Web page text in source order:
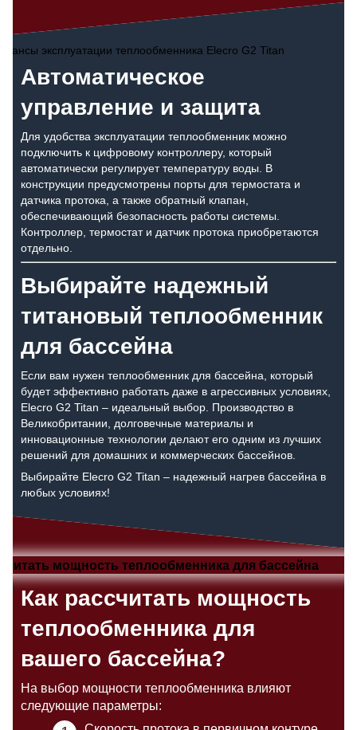
Автоматическое
управление и защита
Для удобства эксплуатации теплообменник можно
подключить к цифровому контроллеру, который
автоматически регулирует температуру воды. В
конструкции предусмотрены порты для термостата и
датчика протока, а также обратный клапан,
обеспечивающий безопасность работы системы.
Контроллер, термостат и датчик протока приобретаются
отдельно.
Выбирайте надежный
титановый теплообменник
для бассейна
Если вам нужен теплообменник для бассейна, который
будет эффективно работать даже в агрессивных условиях,
Elecro G2 Titan – идеальный выбор. Производство в
Великобритании, долговечные материалы и
инновационные технологии делают его одним из лучших
решений для домашних и коммерческих бассейнов.
Выбирайте Elecro G2 Titan – надежный нагрев бассейна в
любых условиях!
Как рассчитать мощность
теплообменника для
вашего бассейна?
На выбор мощности теплообменника влияют
следующие параметры: